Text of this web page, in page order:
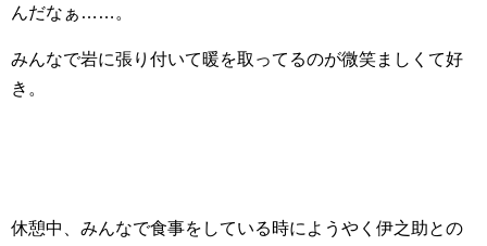
んだなぁ……。
みんなで岩に張り付いて暖を取ってるのが微笑ましくて好
き。
休憩中、みんなで食事をしている時にようやく伊之助との